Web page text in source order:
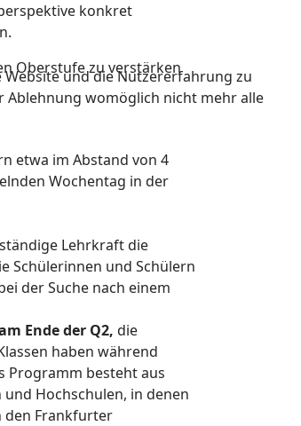
konkret
Oberstufe zu verstärken
etwa im Abstand von 4
Wochentag in der
Lehrkraft die
Schülerinnen und Schülern
der Suche nach einem
Ende der Q2, die
haben während
Programm besteht aus
Hochschulen, in denen
den Frankfurter
Website und die Nutzererfahrung zu
Ablehnung womöglich nicht mehr alle